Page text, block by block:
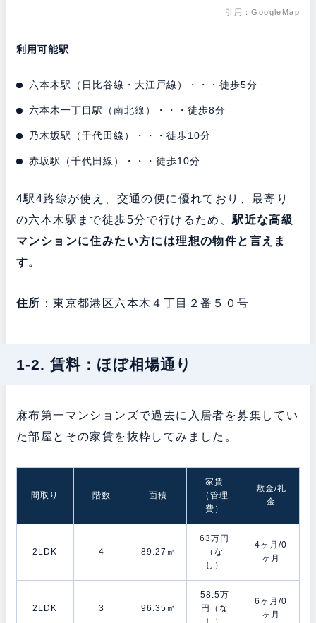
引用：GoogleMap
利用可能駅
六本木駅（日比谷線・大江戸線）・・・徒歩5分
六本木一丁目駅（南北線）・・・徒歩8分
乃木坂駅（千代田線）・・・徒歩10分
赤坂駅（千代田線）・・・徒歩10分
4駅4路線が使え、交通の便に優れており、最寄り
の六本木駅まで徒歩5分で行けるため、駅近な高級
マンションに住みたい方には理想の物件と言えま
す。
住所 ：東京都港区六本木４丁目２番５０号
1-2. 賃料：ほぼ相場通り
麻布第一マンションズで過去に入居者を募集してい
た部屋とその家賃を抜粋してみました。
間取り 階数 面積
家賃
（管理
費）
敷金/礼
金
2LDK 4 89.27㎡
63万円
（な
し）
4ヶ月/0
ヶ月
2LDK 3 96.35㎡
58.5万
円（な
6ヶ月/0
ヶ月